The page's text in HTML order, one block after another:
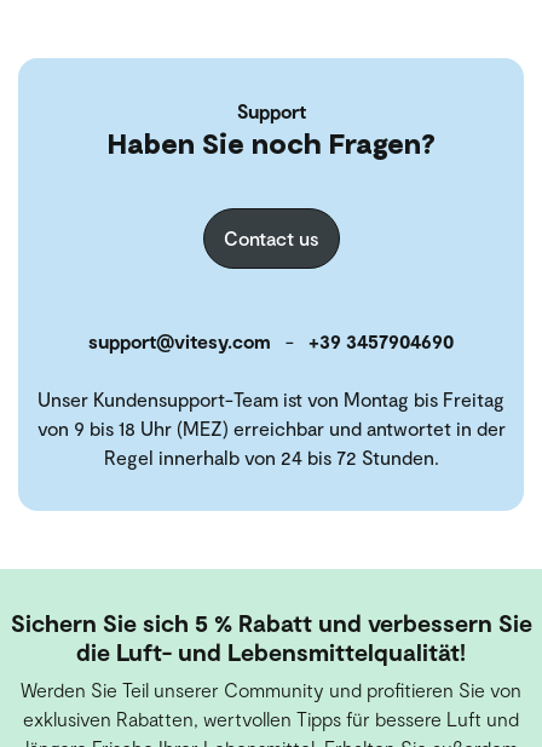
Support
Haben Sie noch Fragen?
Contact us
support@vitesy.com - +39 3457904690
Unser Kundensupport-Team ist von Montag bis Freitag
von 9 bis 18 Uhr (MEZ) erreichbar und antwortet in der
Regel innerhalb von 24 bis 72 Stunden.
Sichern Sie sich 5 % Rabatt und verbessern Sie
die Luft- und Lebensmittelqualität!
Werden Sie Teil unserer Community und profitieren Sie von
exklusiven Rabatten, wertvollen Tipps für bessere Luft und